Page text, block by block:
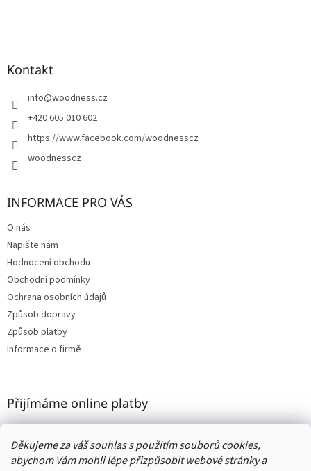
Děkujeme za váš souhlas s použitím souborů cookies,
abychom Vám mohli lépe přizpůsobit webové stránky a
Z
Kontakt
info@woodness.cz
+420 605 010 602
https://www.facebook.com/woodnesscz
woodnesscz
INFORMACE PRO VÁS
O nás
Napište nám
Hodnocení obchodu
Obchodní podmínky
Ochrana osobních údajů
Způsob dopravy
Způsob platby
Informace o firmě
Přijímáme online platby